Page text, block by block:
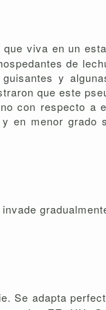
que viva en un
de
y
que este
con respecto a
en menor grado
Se adapta